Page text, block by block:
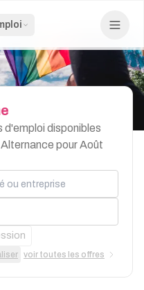
d'emploi disponibles
pour Août
entreprise
voir toutes les offres